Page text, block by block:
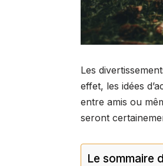
Les
effet, les idées
entre amis ou
seront
Le sommaire